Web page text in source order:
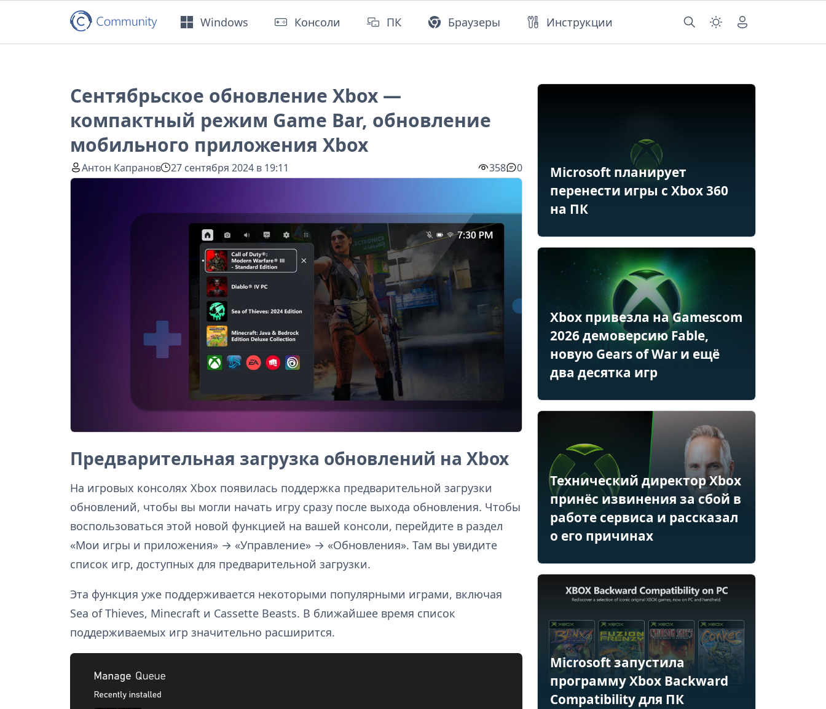
Windows Консоли ПК Браузеры Инструкции
Сентябрьское обновление Xbox —
компактный режим Game Bar, обновление
мобильного приложения Xbox
Антон Капранов 27 сентября 2024 в 19:11 358 0
Предварительная загрузка обновлений на Xbox
На игровых консолях Xbox появилась поддержка предварительной загрузки
обновлений, чтобы вы могли начать игру сразу после выхода обновления. Чтобы
воспользоваться этой новой функцией на вашей консоли, перейдите в раздел
«Мои игры и приложения» → «Управление» → «Обновления». Там вы увидите
список игр, доступных для предварительной загрузки.
Эта функция уже поддерживается некоторыми популярными играми, включая
Sea of Thieves, Minecraft и Cassette Beasts. В ближайшее время список
поддерживаемых игр значительно расширится.
Microsoft планирует
перенести игры с Xbox 360
на ПК
Xbox привезла на Gamescom
2026 демоверсию Fable,
новую Gears of War и ещё
два десятка игр
Технический директор Xbox
принёс извинения за сбой в
работе сервиса и рассказал
о его причинах
Microsoft запустила
программу Xbox Backward
Compatibility для ПК